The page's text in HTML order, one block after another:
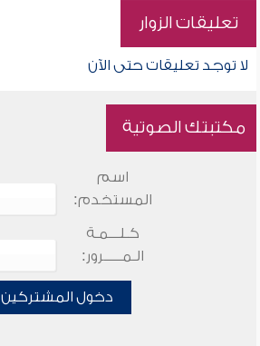
تعليقات الزوار
لا توجد تعليقات حتى الآن
مكتبتك الصوتية
اسم
المستخدم:
كـلـــمـة
الـمـــــرور:
دخول المشتركين